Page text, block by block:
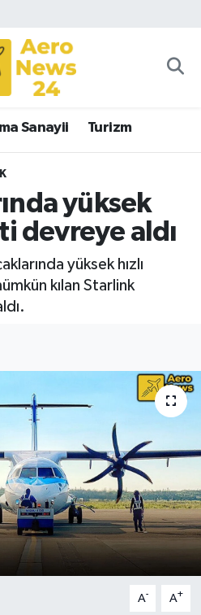
Sanayii Turizm
yüksek
devreye aldı
yüksek hızlı
kılan Starlink
A- A+